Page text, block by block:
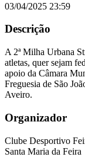
03/04/2025 23:59
Descrição
A 2ª Milha Urbana
atletas, quer sejam
apoio da Câmara
Freguesia de São
Aveiro.
Organizador
Clube Desportivo
Santa Maria da Feira